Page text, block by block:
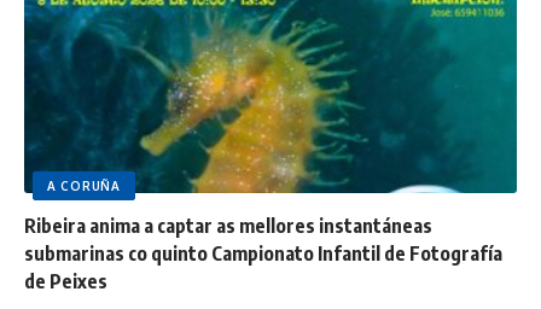
A CORUÑA
Ribeira anima a captar as mellores instantáneas
submarinas co quinto Campionato Infantil de Fotografía
de Peixes